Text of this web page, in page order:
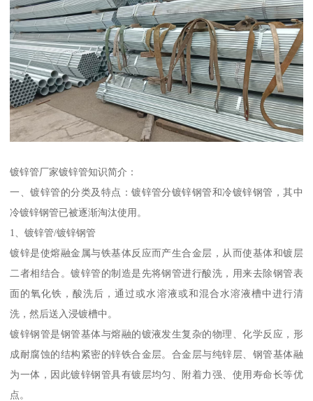
镀锌管厂家镀锌管知识简介：
一、镀锌管的分类及特点：镀锌管分镀锌钢管和冷镀锌钢管，其中
冷镀锌钢管已被逐渐淘汰使用。
1、镀锌管/镀锌钢管
镀锌是使熔融金属与铁基体反应而产生合金层，从而使基体和镀层
二者相结合。镀锌管的制造是先将钢管进行酸洗，用来去除钢管表
面的氧化铁，酸洗后，通过或水溶液或和混合水溶液槽中进行清
洗，然后送入浸镀槽中。
镀锌钢管是钢管基体与熔融的镀液发生复杂的物理、化学反应，形
成耐腐蚀的结构紧密的锌铁合金层。合金层与纯锌层、钢管基体融
为一体，因此镀锌钢管具有镀层均匀、附着力强、使用寿命长等优
点。